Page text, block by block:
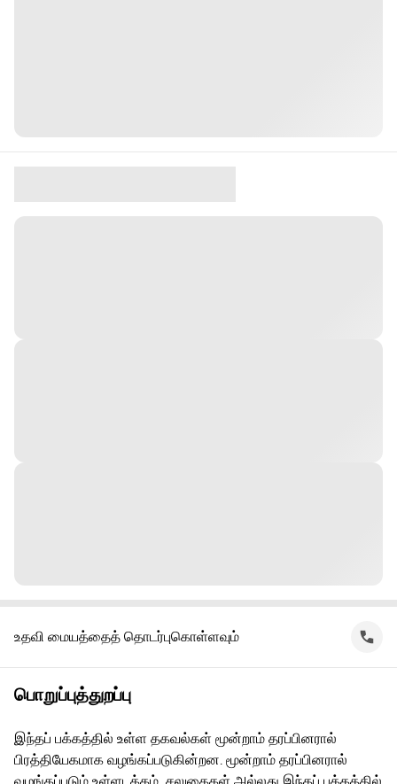
உதவி மையத்தைத் தொடர்புகொள்ளவும்
பொறுப்புத்துறப்பு
இந்தப் பக்கத்தில் உள்ள தகவல்கள் மூன்றாம் தரப்பினரால்
பிரத்தியேகமாக வழங்கப்படுகின்றன. மூன்றாம் தரப்பினரால்